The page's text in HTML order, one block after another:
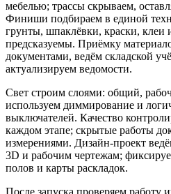
мебелью; трассы скрываем,
Финиши подбираем в единой
грунты, шпаклёвки, краски, клеи
предсказуемы. Приёмку
документами, ведём складской
актуализируем ведомости.
Свет строим слоями: общий,
используем диммирование и
выключателей. Качество
каждом этапе; скрытые работы
измерениями. Дизайн‑проект
3D и рабочим чертежам;
полов и карты раскладок.
После запуска проверяем работу